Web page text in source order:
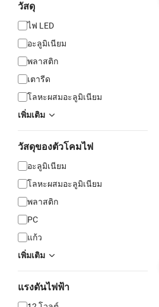
วัสดุ
ไฟ LED
อะลูมิเนียม
พลาสติก
เตารีด
โลหะผสมอะลูมิเนียม
เพิ่มเติม
วัสดุของตัวโคมไฟ
อะลูมิเนียม
โลหะผสมอะลูมิเนียม
พลาสติก
PC
แก้ว
เพิ่มเติม
แรงดันไฟฟ้า